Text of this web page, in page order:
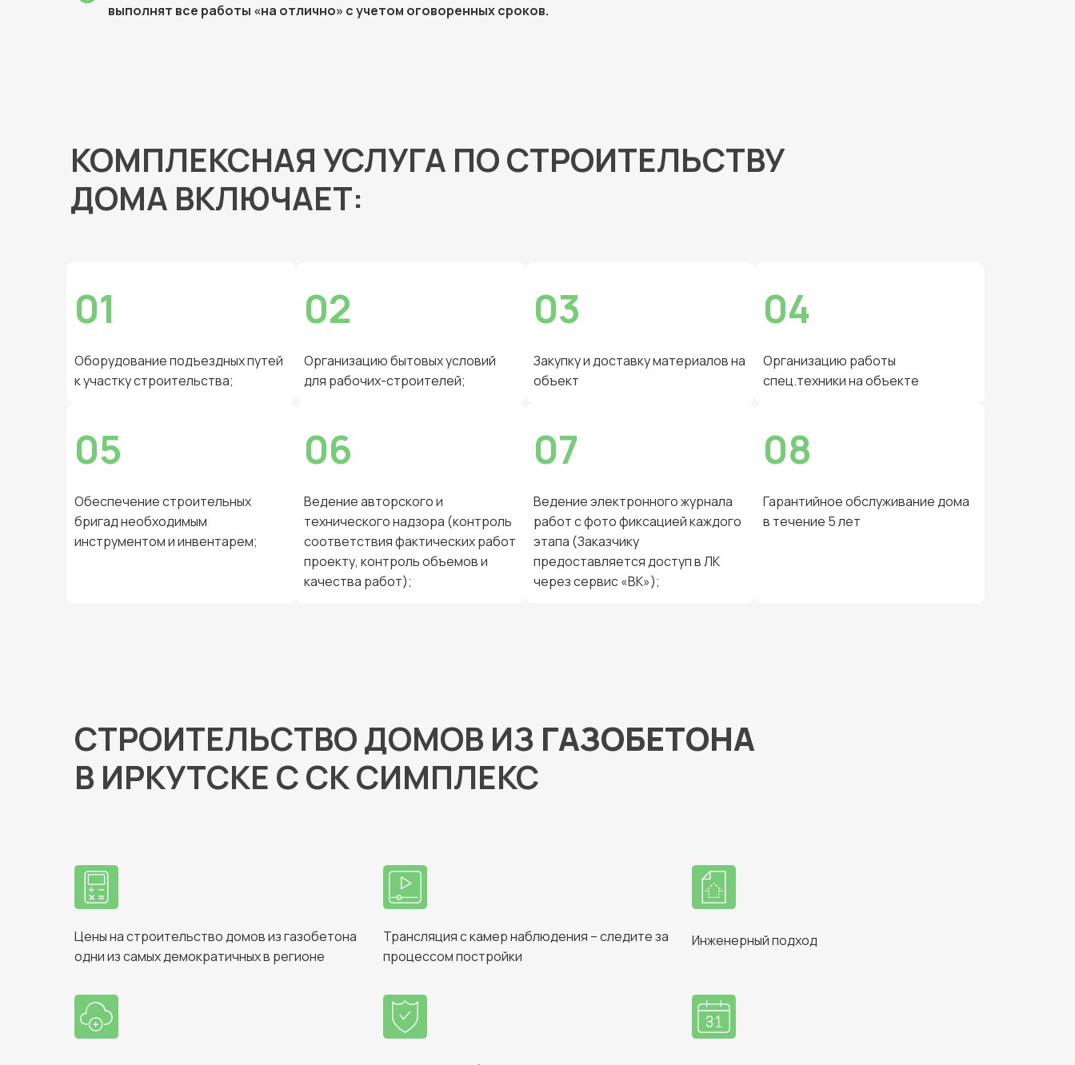
выполнят все работы «на отлично» с учетом оговоренных сроков.
КОМПЛЕКСНАЯ УСЛУГА ПО СТРОИТЕЛЬСТВУ
ДОМА ВКЛЮЧАЕТ:
01
Оборудование подъездных путей
к участку строительства;
02
Организацию бытовых условий
для рабочих-строителей;
03
Закупку и доставку материалов на
объект
04
Организацию работы
спец.техники на объекте
05
Обеспечение строительных
бригад необходимым
инструментом и инвентарем;
06
Ведение авторского и
технического надзора (контроль
соответствия фактических работ
проекту, контроль объемов и
качества работ);
07
Ведение электронного журнала
работ с фото фиксацией каждого
этапа (Заказчику
предоставляется доступ в ЛК
через сервис «ВК»);
08
Гарантийное обслуживание дома
в течение 5 лет
СТРОИТЕЛЬСТВО ДОМОВ ИЗ ГАЗОБЕТОНА
В ИРКУТСКЕ С СК СИМПЛЕКС
Цены на строительство домов из газобетона
одни из самых демократичных в регионе
Трансляция с камер наблюдения – следите за
процессом постройки
Инженерный подход